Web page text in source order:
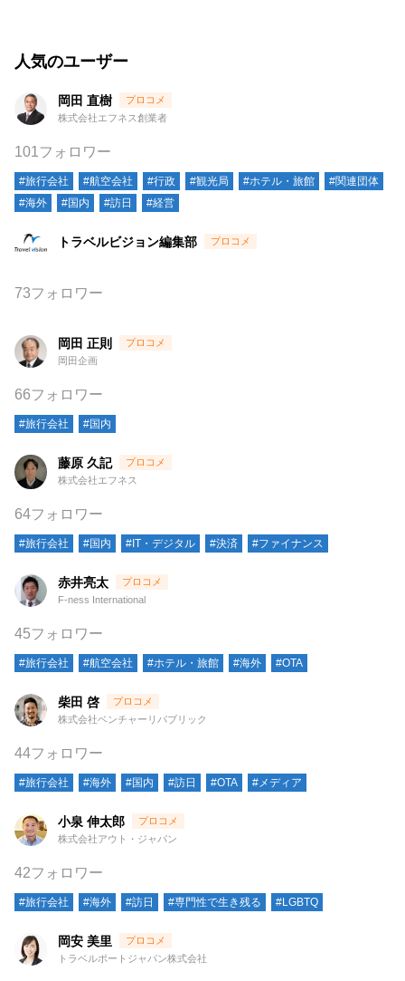
人気のユーザー
岡田 直樹
株式会社エフネス創業者
101フォロワー
#旅行会社 #航空会社 #行政 #観光局 #ホテル・旅館
#関連団体
#海外
#国内 #訪日 #経営
トラベルビジョン編集部
73フォロワー
岡田 正則
岡田企画
66フォロワー
#旅行会社 #国内
藤原 久記
株式会社エフネス
64フォロワー
#旅行会社 #国内 #IT・デジタル #決済 #ファイナンス
赤井亮太
F-ness International
45フォロワー
#旅行会社 #航空会社 #ホテル・旅館 #海外 #OTA
柴田 啓
株式会社ベンチャーリパブリック
44フォロワー
#旅行会社 #海外 #国内 #訪日 #OTA #メディア
小泉 伸太郎
株式会社アウト・ジャパン
42フォロワー
#旅行会社 #海外 #訪日 #専門性で生き残る #LGBTQ
岡安 美里
トラベルポートジャパン株式会社